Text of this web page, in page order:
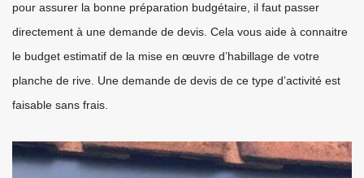
pour assurer la bonne préparation budgétaire, il faut passer
directement à une demande de devis. Cela vous aide à connaitre
le budget estimatif de la mise en œuvre d’habillage de votre
planche de rive. Une demande de devis de ce type d’activité est
faisable sans frais.